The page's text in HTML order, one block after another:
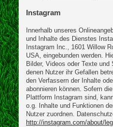
Instagram
Innerhalb unseres
und Inhalte des Dienstes
Instagram Inc., 1601 Willow
USA, eingebunden werden.
Bilder, Videos oder Texte
denen Nutzer ihr Gefallen
den Verfassern der Inhalte
abonnieren können. Sofern
Plattform Instagram sind,
o.g. Inhalte und Funktionen
Nutzer zuordnen.
http://instagram.com/about/